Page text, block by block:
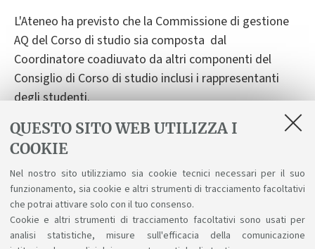
QUESTO SITO WEB UTILIZZA I
COOKIE
Nel nostro sito utilizziamo sia cookie tecnici necessari per il suo
funzionamento, sia cookie e altri strumenti di tracciamento facoltativi
che potrai attivare solo con il tuo consenso.
Cookie e altri strumenti di tracciamento facoltativi sono usati per
analisi statistiche, misure sull'efficacia della comunicazione
L'Ateneo ha previsto che la Commissione di gestione
AQ del Corso di studio sia composta dal
Coordinatore coadiuvato da altri componenti del
Consiglio di Corso di studio inclusi i rappresentanti
degli studenti.
Commissioni AQ dei Cds
[ .pdf 174Kb ]